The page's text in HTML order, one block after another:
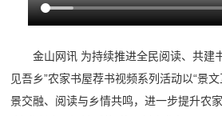
金山网讯 为持续推进全民阅读、共建
见吾乡”农家书屋荐书视频系列活动以“景
景交融、阅读与乡情共鸣，进一步提升农